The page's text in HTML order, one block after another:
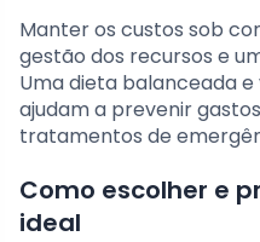
Manter os custos sob
gestão dos recursos e
Uma dieta balanceada
ajudam a prevenir
tratamentos de
Como escolher e
ideal